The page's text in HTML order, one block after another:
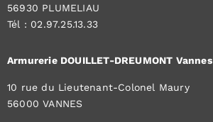
56930 PLUMELIAU
Tél : 02.97.25.13.33
Armurerie DOUILLET-DREUMONT Vannes
10 rue du Lieutenant-Colonel Maury
56000 VANNES